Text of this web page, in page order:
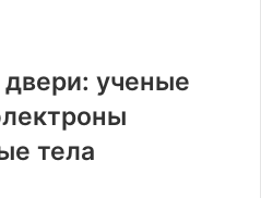
двери: ученые
тела